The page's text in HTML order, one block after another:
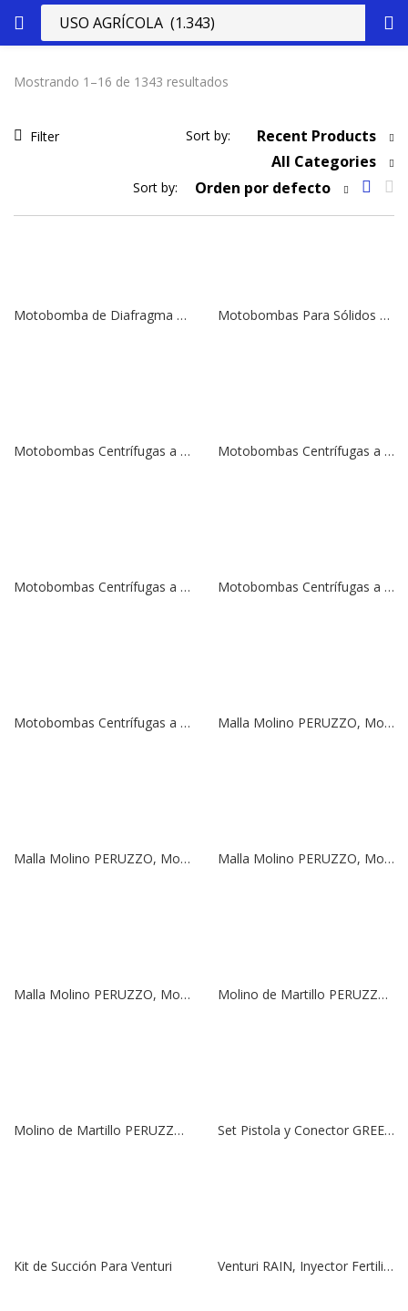
Mostrando 1–16 de 1343 resultados
Filter Sort by:
Recent Products
All Categories
Sort by: Orden por defecto
Motobomba de Diafragma DAISHIN-HONDA, Modelo SMD-80HX | 5,5 HP | 3″ x 3″ Motobombas Para Sólidos DAISHIN-HONDA, Modelo SST-80HX | 5,5 HP | 3″ x 3″
Motobombas Centrífugas a Gasolina DAISHIN-HONDA, Modelo SCH-5050HX | 5.5 HP | 2″ Motobombas Centrífugas a Gasolina DAISHIN-HONDA, Modelo SCR-100HX | 8 HP | 4″
Motobombas Centrífugas a Gasolina DAISHIN-HONDA, Modelo SCR-80HX | 5,5 HP | 3″ Motobombas Centrífugas a Gasolina DAISHIN-HONDA, Modelo SCR-50HX | 5,5 HP | 2″
Motobombas Centrífugas a Gasolina DAISHIN-HONDA, Modelo SCR-254HX | 1,1 HP | 1″ Malla Molino PERUZZO, Modelo MILLY | 1mm
Malla Molino PERUZZO, Modelo MILLY | 0,8mm Malla Molino PERUZZO, Modelo A/17R/17 | 1mm
Malla Molino PERUZZO, Modelo A/17R/17 | 0,8mm Molino de Martillo PERUZZO, Modelo A/17R/17 | 220V | 3,0 HP
Molino de Martillo PERUZZO, Modelo MILLY | 220V | 1,6 HP | 50 Lts. Set Pistola y Conector GREEN SEASONS | 5 Posiciones + 3 Conectores
Kit de Succión Para Venturi Venturi RAIN, Inyector Fertilizante de 1 1/2″ | Succión Máxima 450 Lts/Hr.